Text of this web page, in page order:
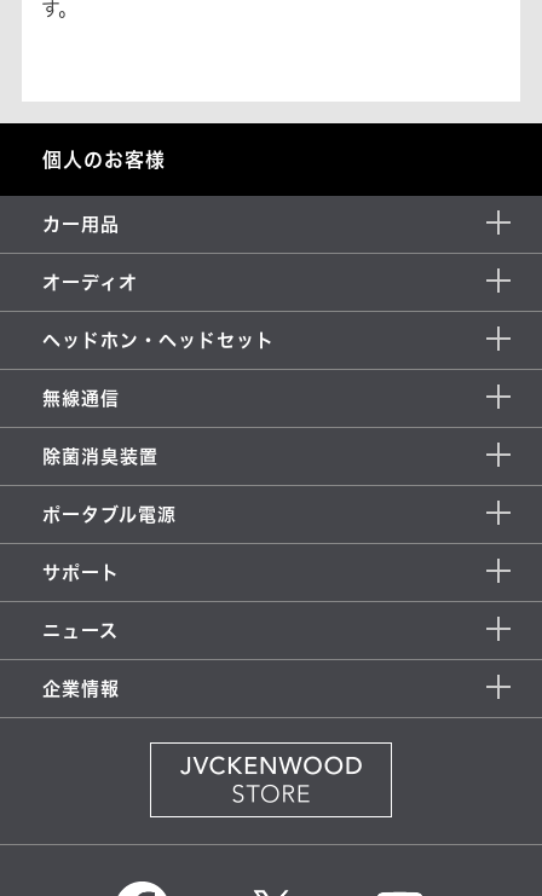
す。
個人のお客様
カー用品
オーディオ
ヘッドホン・ヘッドセット
無線通信
除菌消臭装置
ポータブル電源
サポート
ニュース
企業情報